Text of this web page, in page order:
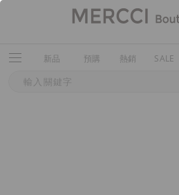
新品 預購 熱銷 SALE